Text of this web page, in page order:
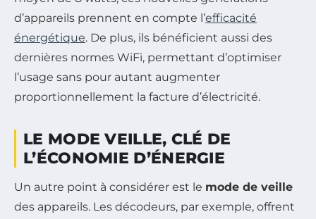
d’appareils prennent en compte l’efficacité
énergétique. De plus, ils bénéficient aussi des
dernières normes WiFi, permettant d’optimiser
l’usage sans pour autant augmenter
proportionnellement la facture d’électricité.
LE MODE VEILLE, CLÉ DE
L’ÉCONOMIE D’ÉNERGIE
Un autre point à considérer est le mode de veille
des appareils. Les décodeurs, par exemple, offrent